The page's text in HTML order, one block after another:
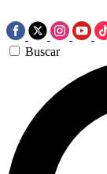
Buscar